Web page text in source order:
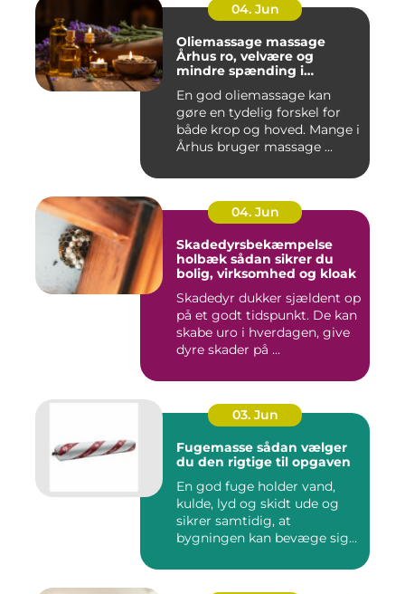
04. Jun
Oliemassage massage
Århus ro, velvære og
mindre spænding i
En god oliemassage kan
gøre en tydelig forskel for
både krop og hoved. Mange i
Århus bruger massage ...
04. Jun
Skadedyrsbekæmpelse
holbæk sådan sikrer du
bolig, virksomhed og kloak
Skadedyr dukker sjældent op
på et godt tidspunkt. De kan
skabe uro i hverdagen, give
dyre skader på ...
03. Jun
Fugemasse sådan vælger
du den rigtige til opgaven
En god fuge holder vand,
kulde, lyd og skidt ude og
sikrer samtidig, at
bygningen kan bevæge sig